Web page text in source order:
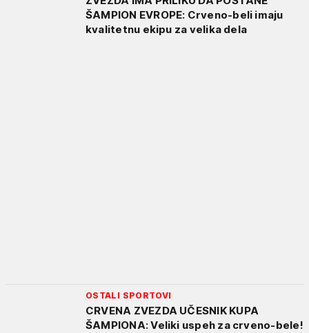
ŠAMPION EVROPE: Crveno-beli imaju
kvalitetnu ekipu za velika dela
OSTALI SPORTOVI
CRVENA ZVEZDA UČESNIK KUPA
ŠAMPIONA: Veliki uspeh za crveno-bele!